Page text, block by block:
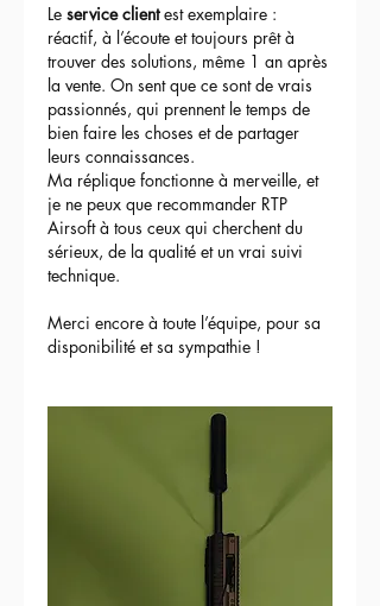
Le service client est exemplaire :
réactif, à l’écoute et toujours prêt à
trouver des solutions, même 1 an après
la vente. On sent que ce sont de vrais
passionnés, qui prennent le temps de
bien faire les choses et de partager
leurs connaissances.
Ma réplique fonctionne à merveille, et
je ne peux que recommander RTP
Airsoft à tous ceux qui cherchent du
sérieux, de la qualité et un vrai suivi
technique.
Merci encore à toute l’équipe, pour sa
disponibilité et sa sympathie !